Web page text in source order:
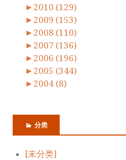
► 2010 (129)
► 2009 (153)
► 2008 (110)
► 2007 (136)
► 2006 (196)
► 2005 (344)
► 2004 (8)
分类
[未分类]